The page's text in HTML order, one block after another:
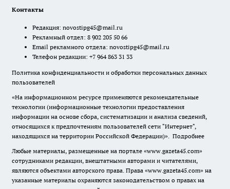
Контакты
Редакция: novostipg45@mail.ru
Рекламный отдел: 8 902 205 50 66
Email рекламного отдела: novostipg45@mail.ru
Телефон редакции: +7 964 863 31 33
Политика конфиденциальности и обработки персональных данных
пользователей
«На информационном ресурсе применяются рекомендательные
технологии (информационные технологии предоставления
информации на основе сбора, систематизации и анализа сведений,
относящихся к предпочтениям пользователей сети "Интернет",
находящихся на территории Российской Федерации)». Подробнее
Любые материалы, размещенные на портале «www.gazeta45.com»
сотрудниками редакции, внештатными авторами и читателями,
являются объектами авторского права. Права «www.gazeta45.com» на
указанные материалы охраняются законодательством о правах на